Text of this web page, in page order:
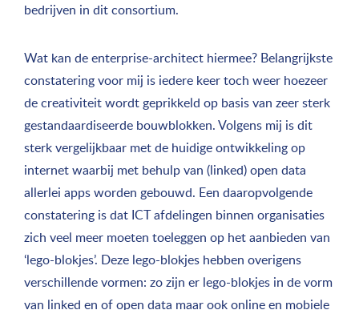
bedrijven in dit consortium.
Wat kan de enterprise-architect hiermee? Belangrijkste
constatering voor mij is iedere keer toch weer hoezeer
de creativiteit wordt geprikkeld op basis van zeer sterk
gestandaardiseerde bouwblokken. Volgens mij is dit
sterk vergelijkbaar met de huidige ontwikkeling op
internet waarbij met behulp van (linked) open data
allerlei apps worden gebouwd. Een daaropvolgende
constatering is dat ICT afdelingen binnen organisaties
zich veel meer moeten toeleggen op het aanbieden van
‘lego-blokjes’. Deze lego-blokjes hebben overigens
verschillende vormen: zo zijn er lego-blokjes in de vorm
van linked en of open data maar ook online en mobiele